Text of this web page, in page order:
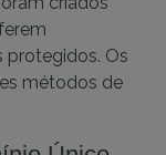
protegidos. Os
métodos de